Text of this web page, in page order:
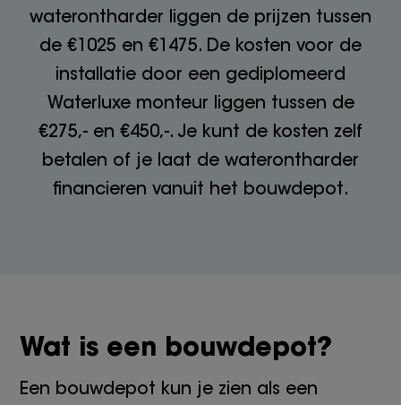
waterontharder liggen de prijzen tussen
de €1025 en €1475. De kosten voor de
installatie door een gediplomeerd
Waterluxe monteur liggen tussen de
€275,- en €450,-. Je kunt de kosten zelf
betalen of je laat de waterontharder
financieren vanuit het bouwdepot.
Wat is een bouwdepot?
Een bouwdepot kun je zien als een